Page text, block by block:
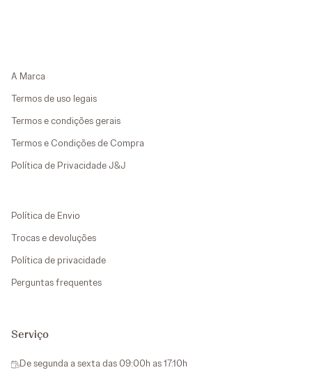
A Marca
Termos de uso legais
Termos e condições gerais
Termos e Condições de Compra
Política de Privacidade J&J
Política de Envio
Trocas e devoluções
Política de privacidade
Perguntas frequentes
Serviço
De segunda a sexta das 09:00h as 17:10h